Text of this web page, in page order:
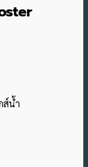
ส์น้ำ